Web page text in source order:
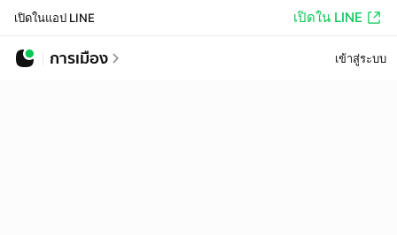
เปิดในแอป LINE เปิดใน LINE
การเมือง เข้าสู่ระบบ